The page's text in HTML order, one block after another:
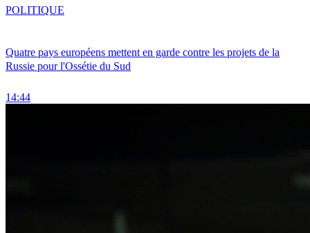
Quatre pays européens mettent en garde contre les projets de la
Russie pour l'Ossétie du Sud
14:44
POLITIQUE